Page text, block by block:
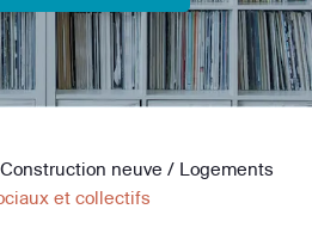
Construction neuve / Logements
et collectifs